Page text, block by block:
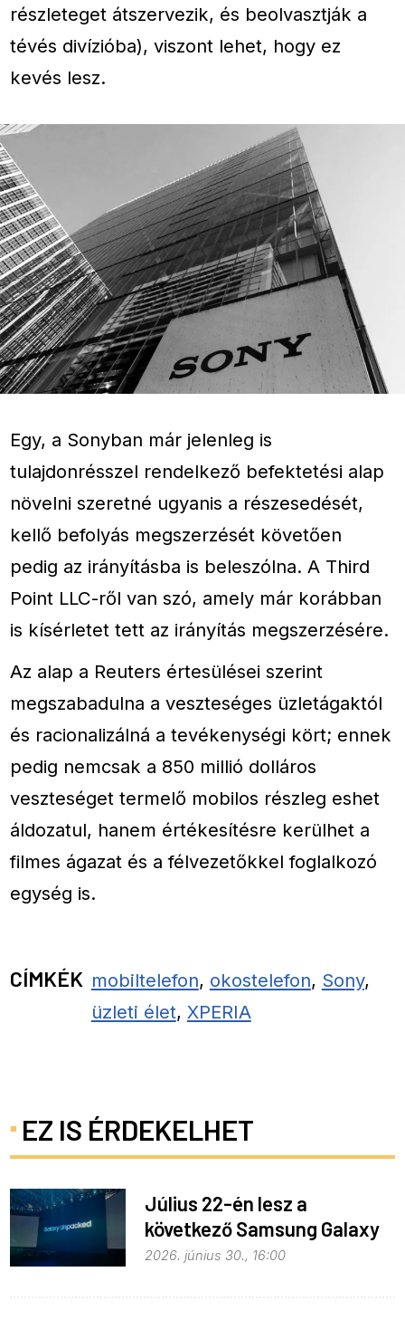
részleteget átszervezik, és beolvasztják a
tévés divízióba), viszont lehet, hogy ez
kevés lesz.
Egy, a Sonyban már jelenleg is
tulajdonrésszel rendelkező befektetési alap
növelni szeretné ugyanis a részesedését,
kellő befolyás megszerzését követően
pedig az irányításba is beleszólna. A Third
Point LLC-ről van szó, amely már korábban
is kísérletet tett az irányítás megszerzésére.
Az alap a Reuters értesülései szerint
megszabadulna a veszteséges üzletágaktól
és racionalizálná a tevékenységi kört; ennek
pedig nemcsak a 850 millió dolláros
veszteséget termelő mobilos részleg eshet
áldozatul, hanem értékesítésre kerülhet a
filmes ágazat és a félvezetőkkel foglalkozó
egység is.
CÍMKÉK mobiltelefon, okostelefon, Sony,
üzleti élet, XPERIA
EZ IS ÉRDEKELHET
Július 22-én lesz a
következő Samsung Galaxy
Unpacked – ez várható
2026. június 30., 16:00